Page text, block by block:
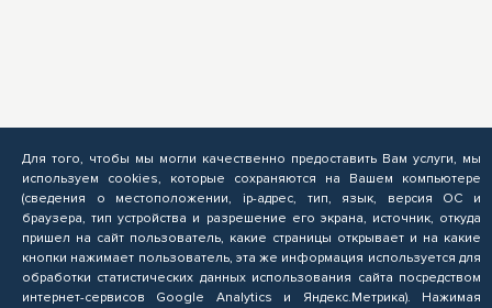
Для того, чтобы мы могли качественно предоставить Вам услуги, мы
используем cookies, которые сохраняются на Вашем компьютере
(сведения о местоположении, ip-адрес, тип, язык, версия ОС и
браузера, тип устройства и разрешение его экрана, источник, откуда
пришел на сайт пользователь, какие страницы открывает и на какие
кнопки нажимает пользователь, эта же информация используется для
обработки статистических данных использования сайта посредством
интернет-сервисов Google Analytics и Яндекс.Метрика). Нажимая